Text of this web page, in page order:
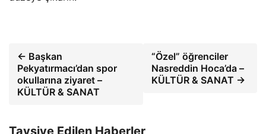
← Başkan
Pekyatırmacı’dan spor
okullarına ziyaret –
KÜLTÜR & SANAT
“Özel” öğrenciler
Nasreddin Hoca’da –
KÜLTÜR & SANAT →
Tavsiye Edilen Haberler